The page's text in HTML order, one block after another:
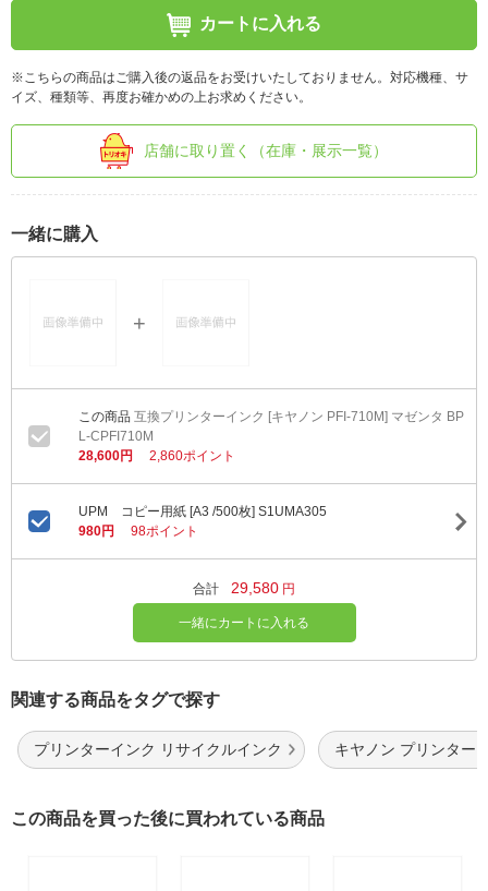
カートに入れる
※こちらの商品はご購入後の返品をお受けいたしておりません。対応機種、サ
イズ、種類等、再度お確かめの上お求めください。
店舗に取り置く（在庫・展示一覧）
一緒に購入
互換プリンターインク [キヤノン PFI-710M] マゼンタ BP
L-CPFI710M
28,600円
2,860ポイント
UPM コピー用紙 [A3 /500枚] S1UMA305
980円
98ポイント
合計 29,580 円
一緒にカートに入れる
関連する商品をタグで探す
プリンターインク リサイクルインク キヤノン プリンター
この商品を買った後に買われている商品